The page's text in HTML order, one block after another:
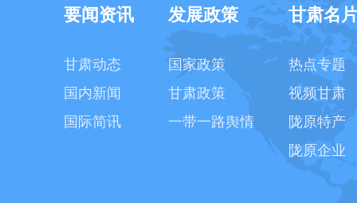
要闻资讯
甘肃动态
国内新闻
国际简讯
发展政策
国家政策
甘肃政策
一带一路舆情
甘肃名
热点专题
视频甘肃
陇原特产
陇原企业